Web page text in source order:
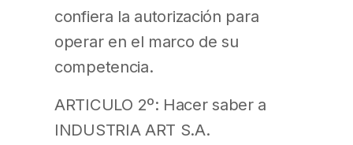
confiera la autorización para
operar en el marco de su
competencia.
ARTICULO 2º: Hacer saber a
INDUSTRIA ART S.A.